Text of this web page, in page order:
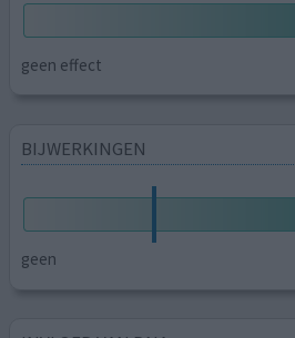
geen effect
BIJWERKINGEN
geen